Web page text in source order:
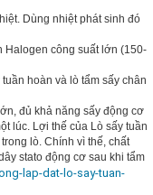
Dùng nhiệt phát sinh đó
công suất lớn (150-
hoàn và lò tẩm sấy chân
đủ khả năng sấy động cơ
lúc. Lợi thế của Lò sấy tuần
lò. Chính vì thế, chất
stato động cơ sau khi tẩm
lap-dat-lo-say-tuan-